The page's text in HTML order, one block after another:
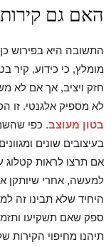
האם גם
התשובה היא בפירוש
מומלץ, כי כידוע, קיר
חזק ויציב, אך אם לא
לא מספיק אלגנטי. זו
בטון מעוצב. כפי
בעיצובים שונים
אם תרצו לראות קטלוג
למעשה, אחרי שיותקן
היחיד שלא תבינו זה
ספק שאם תשקיעו
תיהנו מחיפוי הקירות